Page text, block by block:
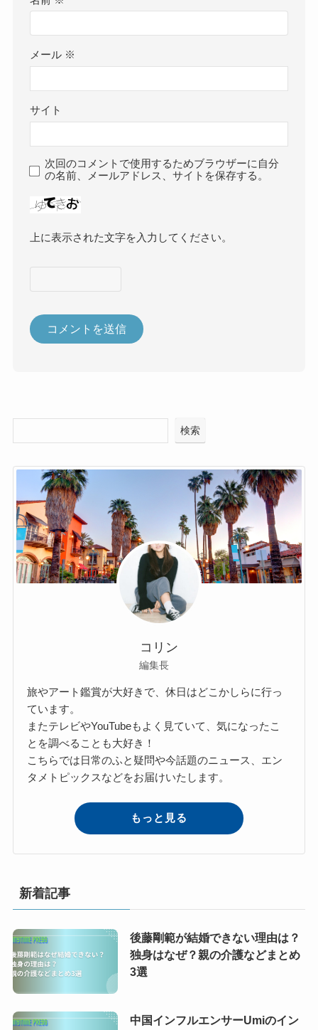
メール ※
サイト
次回のコメントで使用するためブラウザーに自分
の名前、メールアドレス、サイトを保存する。
上に表示された文字を入力してください。
検索
コリン
編集長
旅やアート鑑賞が大好きで、休日はどこかしらに行っ
ています。
またテレビやYouTubeもよく見ていて、気になったこ
とを調べることも大好き！
こちらでは日常のふと疑問や今話題のニュース、エン
タメトピックスなどをお届けいたします。
もっと見る
新着記事
後藤剛範が結婚できない理由は？
独身はなぜ？親の介護などまとめ
3選
中国インフルエンサーUmiのイン